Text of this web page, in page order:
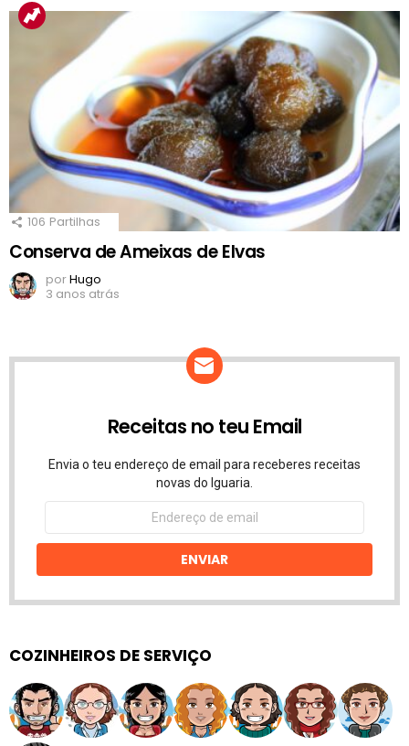
106 Partilhas
Conserva de Ameixas de Elvas
porHugo
3 anos atrás
Receitas no teu Email
Envia o teu endereço de email para receberes receitas
novas do Iguaria.
Endereço
email
ENVIAR
COZINHEIROS DE SERVIÇO